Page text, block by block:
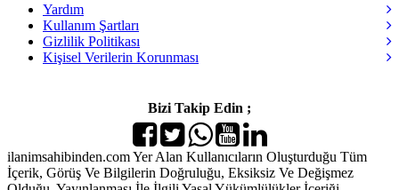
Yardım
Kullanım Şartları
Gizlilik Politikası
Kişisel Verilerin Korunması
Bizi Takip Edin ;
ilanimsahibinden.com Yer Alan Kullanıcıların Oluşturduğu Tüm
İçerik, Görüş Ve Bilgilerin Doğruluğu, Eksiksiz Ve Değişmez